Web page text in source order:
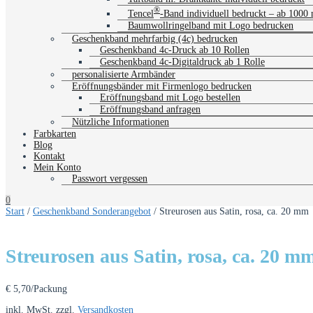
Tencel®-Band individuell bedruckt – ab 1000
Baumwollringelband mit Logo bedrucken
Geschenkband mehrfarbig (4c) bedrucken
Geschenkband 4c-Druck ab 10 Rollen
Geschenkband 4c-Digitaldruck ab 1 Rolle
personalisierte Armbänder
Eröffnungsbänder mit Firmenlogo bedrucken
Eröffnungsband mit Logo bestellen
Eröffnungsband anfragen
Nützliche Informationen
Farbkarten
Blog
Kontakt
Mein Konto
Passwort vergessen
0
Start / Geschenkband Sonderangebot / Streurosen aus Satin, rosa, ca. 20 mm
Streurosen aus Satin, rosa, ca. 20
€ 5,70/Packung
inkl. MwSt. zzgl. Versandkosten